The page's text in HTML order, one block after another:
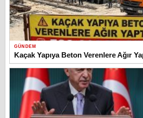
GÜNDEM
Kaçak Yapıya Beton Verenlere Ağır